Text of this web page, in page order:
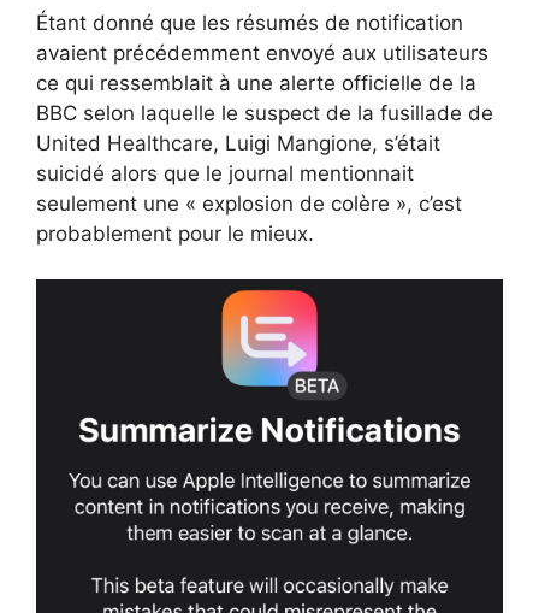
Étant donné que les résumés de notification
avaient précédemment envoyé aux utilisateurs
ce qui ressemblait à une alerte officielle de la
BBC selon laquelle le suspect de la fusillade de
United Healthcare, Luigi Mangione, s’était
suicidé alors que le journal mentionnait
seulement une « explosion de colère », c’est
probablement pour le mieux.